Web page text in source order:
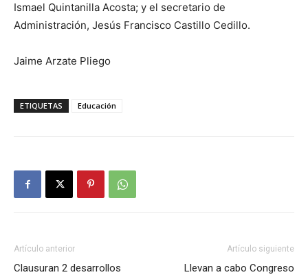
Ismael Quintanilla Acosta; y el secretario de
Administración, Jesús Francisco Castillo Cedillo.
Jaime Arzate Pliego
ETIQUETAS Educación
Artículo anterior
Clausuran 2 desarrollos
Artículo siguiente
Llevan a cabo Congreso